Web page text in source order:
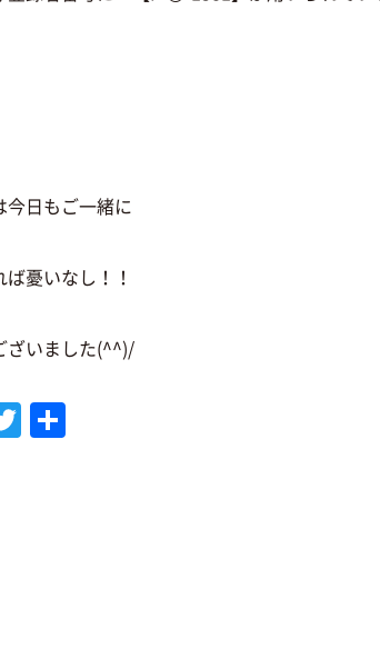
今日もご一緒に
ば憂いなし！！
ざいました(^^)/
T